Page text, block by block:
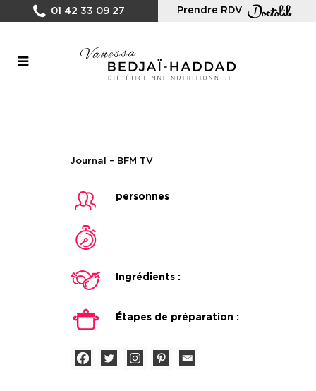
01 42 33 09 27 Prendre RDV
Journal – BFM TV
personnes
Ingrédients :
Étapes de préparation :